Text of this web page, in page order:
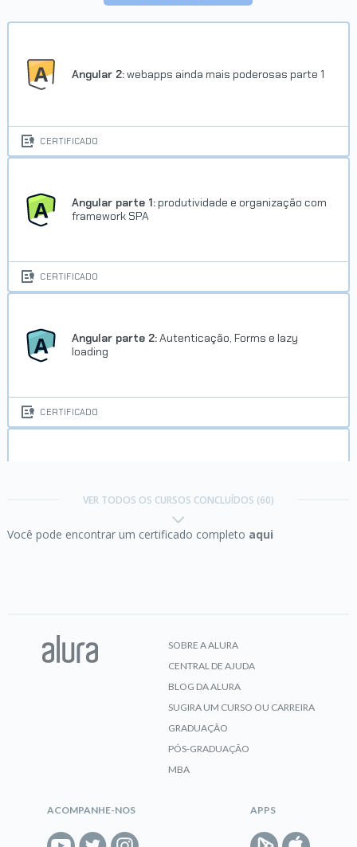
Angular 2:webapps ainda mais poderosas parte 1
CERTIFICADO
Angular parte 1: produtividade e organização com
framework SPA
CERTIFICADO
Angular parte 2:Autenticação, Forms e lazy
loading
CERTIFICADO
criação de uma single-page
VER TODOS OS CURSOS CONCLUÍDOS (60)
Você pode encontrar um certificado completo aqui
SOBRE A ALURA
CENTRAL DE AJUDA
BLOG DA ALURA
SUGIRA UM CURSO OU CARREIRA
GRADUAÇÃO
PÓS-GRADUAÇÃO
MBA
ACOMPANHE-NOS APPS